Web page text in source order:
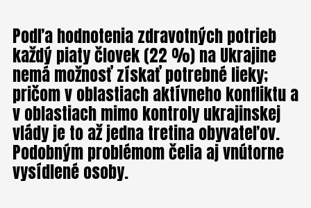
Podľa hodnotenia zdravotných potrieb
každý piaty človek (22 %) na Ukrajine
nemá možnosť získať potrebné lieky;
pričom v oblastiach aktívneho konfliktu a
v oblastiach mimo kontroly ukrajinskej
vlády je to až jedna tretina obyvateľov.
Podobným problémom čelia aj vnútorne
vysídlené osoby.